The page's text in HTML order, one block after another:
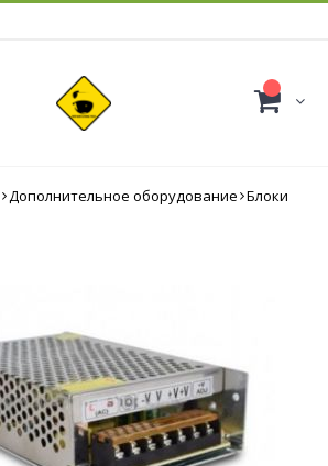
Дополнительное оборудование Блоки